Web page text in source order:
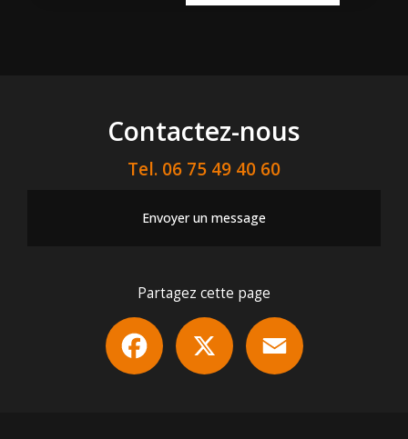
Contactez-nous
Tel. 06 75 49 40 60
Envoyer un message
Partagez cette page
Facebook